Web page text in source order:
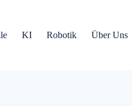
KI Robotik Über Uns